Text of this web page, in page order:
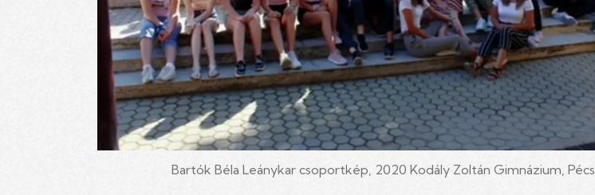
Bartók Béla Leánykar csoportkép, 2020 Kodály Zoltán Gimnázium, Pécs